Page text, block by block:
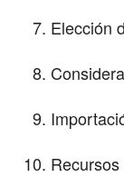
Elección